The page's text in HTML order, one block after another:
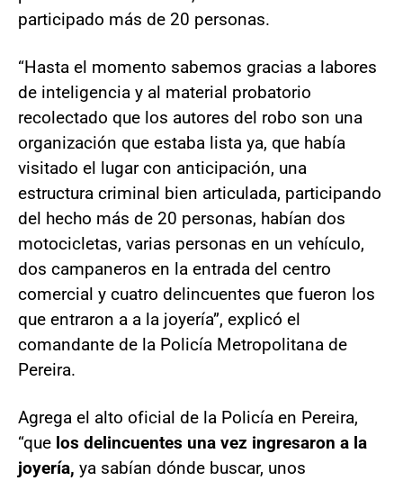
participado más de 20 personas.
“Hasta el momento sabemos gracias a labores
de inteligencia y al material probatorio
recolectado que los autores del robo son una
organización que estaba lista ya, que había
visitado el lugar con anticipación, una
estructura criminal bien articulada, participando
del hecho más de 20 personas, habían dos
motocicletas, varias personas en un vehículo,
dos campaneros en la entrada del centro
comercial y cuatro delincuentes que fueron los
que entraron a a la joyería”, explicó el
comandante de la Policía Metropolitana de
Pereira.
Agrega el alto oficial de la Policía en Pereira,
“que los delincuentes una vez ingresaron a la
joyería, ya sabían dónde buscar, unos